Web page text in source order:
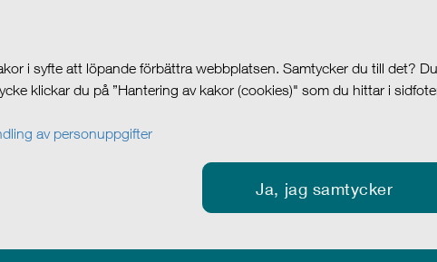
i syfte att löpande förbättra webbplatsen. Samtycker du till det?
klickar du på ”Hantering av kakor (cookies)" som du hittar i
av personuppgifter
Ja, jag samtycker